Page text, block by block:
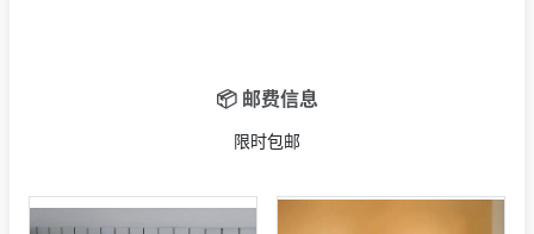
📦 邮费信息
限时包邮